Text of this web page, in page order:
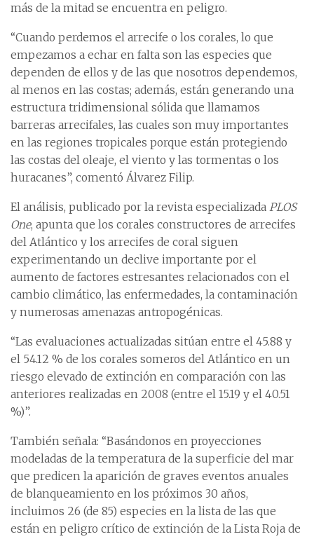
más de la mitad se encuentra en peligro.
“Cuando perdemos el arrecife o los corales, lo que
empezamos a echar en falta son las especies que
dependen de ellos y de las que nosotros dependemos,
al menos en las costas; además, están generando una
estructura tridimensional sólida que llamamos
barreras arrecifales, las cuales son muy importantes
en las regiones tropicales porque están protegiendo
las costas del oleaje, el viento y las tormentas o los
huracanes”, comentó Álvarez Filip.
El análisis, publicado por la revista especializada PLOS
One, apunta que los corales constructores de arrecifes
del Atlántico y los arrecifes de coral siguen
experimentando un declive importante por el
aumento de factores estresantes relacionados con el
cambio climático, las enfermedades, la contaminación
y numerosas amenazas antropogénicas.
“Las evaluaciones actualizadas sitúan entre el 45.88 y
el 54.12 % de los corales someros del Atlántico en un
riesgo elevado de extinción en comparación con las
anteriores realizadas en 2008 (entre el 15.19 y el 40.51
%)”.
También señala: “Basándonos en proyecciones
modeladas de la temperatura de la superficie del mar
que predicen la aparición de graves eventos anuales
de blanqueamiento en los próximos 30 años,
incluimos 26 (de 85) especies en la lista de las que
están en peligro crítico de extinción de la Lista Roja de